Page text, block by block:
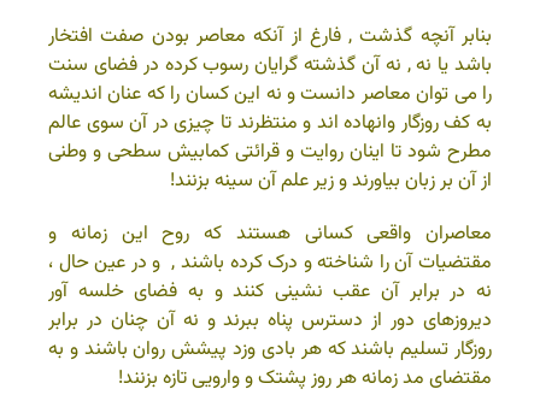
بنابر آنچه گذشت , فارغ از آنکه معاصر بودن صفت افتخار
باشد یا نه , نه آن گذشته گرایان رسوب کرده در فضای سنت
را می توان معاصر دانست و نه این کسان را که عنان اندیشه
به کف روزگار وانهاده اند و منتظرند تا چیزی در آن سوی عالم
مطرح شود تا اینان روایت و قرائتی کمابیش سطحی و وطنی
از آن بر زبان بیاورند و زیر علم آن سینه بزنند!
معاصران واقعی کسانی هستند که روح این زمانه و
مقتضیات آن را شناخته و درک کرده باشند , و در عین حال ،
نه در برابر آن عقب نشینی کنند و به فضای خلسه آور
دیروزهای دور از دسترس پناه ببرند و نه آن چنان در برابر
روزگار تسلیم باشند که هر بادی وزد پیشش روان باشند و به
مقتضای مد زمانه هر روز پشتک و وارویی تازه بزنند!